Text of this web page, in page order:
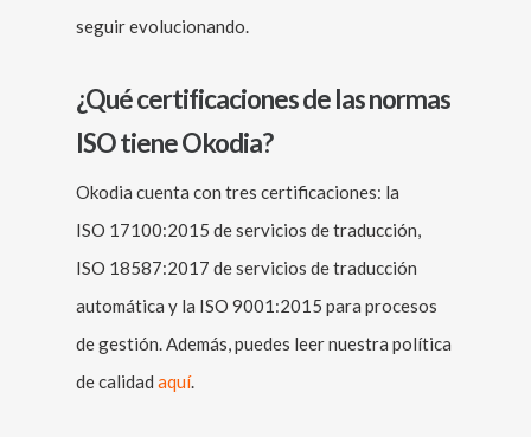
seguir evolucionando.
¿Qué certificaciones de las normas
ISO tiene Okodia?
Okodia cuenta con tres certificaciones: la
ISO 17100:2015 de servicios de traducción,
ISO 18587:2017 de servicios de traducción
automática y la ISO 9001:2015 para procesos
de gestión. Además, puedes leer nuestra política
de calidad aquí.